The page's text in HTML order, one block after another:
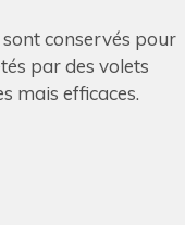
conservés pour
par des volets
mais efficaces.